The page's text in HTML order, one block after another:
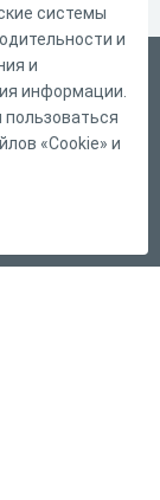
системы
и
и
информации.
«Cookie» и